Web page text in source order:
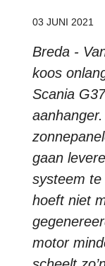
03 JUNI 2021
Breda -
koos
Scania
gaan
systeem
hoeft niet
motor